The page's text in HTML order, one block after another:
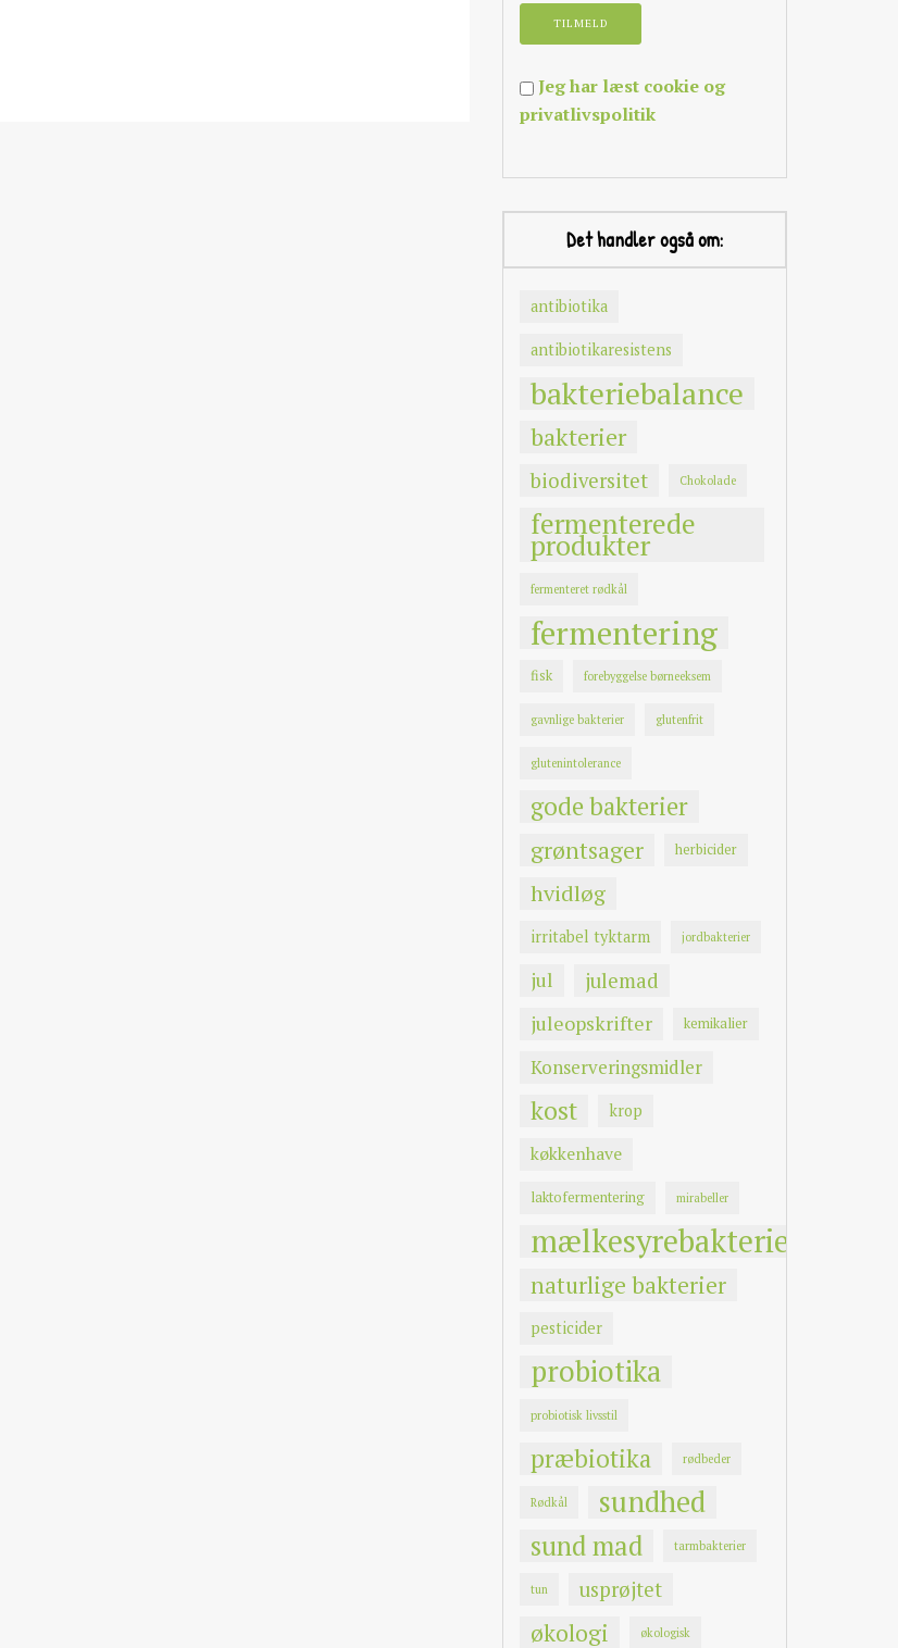
Jeg har læst cookie og
privatlivspolitik
Det handler også om:
antibiotika
antibiotikaresistens
bakteriebalance
bakterier
biodiversitet Chokolade
fermenterede
produkter
fermenteret rødkål
fermentering
fisk forebyggelse børneeksem
gavnlige bakterier glutenfrit
glutenintolerance
gode bakterier
grøntsager herbicider
hvidløg
irritabel tyktarm jordbakterier
jul julemad
juleopskrifter kemikalier
Konserveringsmidler
kost krop
køkkenhave
laktofermentering mirabeller
mælkesyrebakterier
naturlige bakterier
pesticider
probiotika
probiotisk livsstil
præbiotika rødbeder
Rødkål sundhed
sund mad tarmbakterier
tun usprøjtet
økologi økologisk